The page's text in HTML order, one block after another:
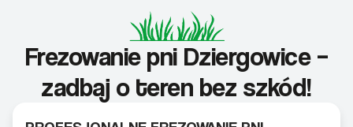
Frezowanie pni Dziergowice –
zadbaj o teren bez szkód!